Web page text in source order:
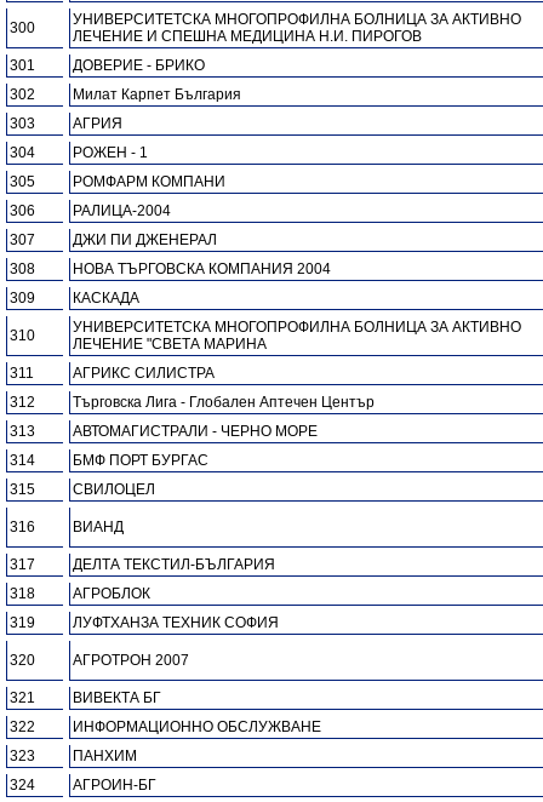
300
УНИВЕРСИТЕТСКА МНОГОПРОФИЛНА БОЛНИЦА ЗА АКТИВНО
ЛЕЧЕНИЕ И СПЕШНА МЕДИЦИНА Н.И. ПИРОГОВ
301
ДОВЕРИЕ - БРИКО
302
Милат Карпет България
303
АГРИЯ
304
РОЖЕН - 1
305
РОМФАРМ КОМПАНИ
306
РАЛИЦА-2004
307
ДЖИ ПИ ДЖЕНЕРАЛ
308
НОВА ТЪРГОВСКА КОМПАНИЯ 2004
309
КАСКАДА
310
УНИВЕРСИТЕТСКА МНОГОПРОФИЛНА БОЛНИЦА ЗА АКТИВНО
ЛЕЧЕНИЕ "СВЕТА МАРИНА
311
АГРИКС СИЛИСТРА
312
Търговска Лига - Глобален Аптечен Център
313
АВТОМАГИСТРАЛИ - ЧЕРНО МОРЕ
314
БМФ ПОРТ БУРГАС
315
СВИЛОЦЕЛ
316 ВИАНД
317
ДЕЛТА ТЕКСТИЛ-БЪЛГАРИЯ
318
АГРОБЛОК
319
ЛУФТХАНЗА ТЕХНИК СОФИЯ
320 АГРОТРОН 2007
321
ВИВЕКТА БГ
322
ИНФОРМАЦИОННО ОБСЛУЖВАНЕ
323
ПАНХИМ
324
АГРОИН-БГ